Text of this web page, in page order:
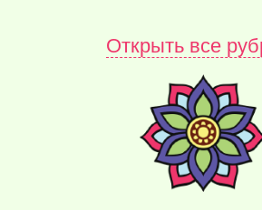
Открыть все